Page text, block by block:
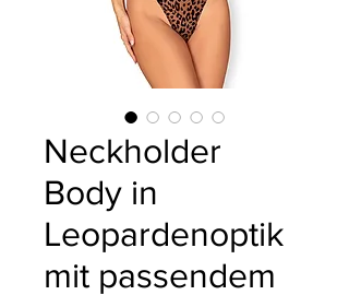
Neckholder
Body in
Leopardenoptik
mit passendem